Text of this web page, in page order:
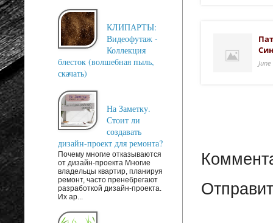
КЛИПАРТЫ:
Видеофутаж -
Коллекция
блесток (волшебная пыль,
скачать)
На Заметку.
Стоит ли
создавать
дизайн-проект для ремонта?
Почему многие отказываются
от дизайн-проекта Многие
владельцы квартир, планируя
ремонт, часто пренебрегают
разработкой дизайн-проекта.
Их ар...